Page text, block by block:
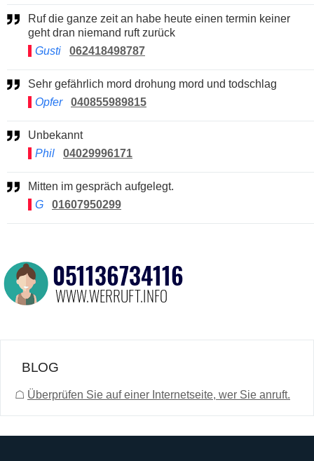
Ruf die ganze zeit an habe heute einen termin keiner
geht dran niemand ruft zurück
Gusti
062418498787
Sehr gefährlich mord drohung mord und todschlag
Opfer
040855989815
Unbekannt
Phil
04029996171
Mitten im gespräch aufgelegt.
G
01607950299
BLOG
☖ Überprüfen Sie auf einer Internetseite, wer Sie anruft.